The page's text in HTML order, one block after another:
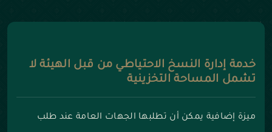
خدمة إدارة النسخ الاحتياطي من قبل الهيئة لا
تشمل المساحة التخزينية
ميزة إضافية يمكن أن تطلبها الجهات العامة عند طلب